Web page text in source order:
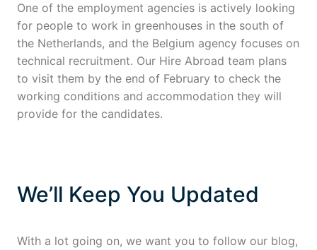
One of the employment agencies is actively looking
for people to work in greenhouses in the south of
the Netherlands, and the Belgium agency focuses on
technical recruitment. Our Hire Abroad team plans
to visit them by the end of February to check the
working conditions and accommodation they will
provide for the candidates.
We’ll Keep You Updated
With a lot going on, we want you to follow our blog,